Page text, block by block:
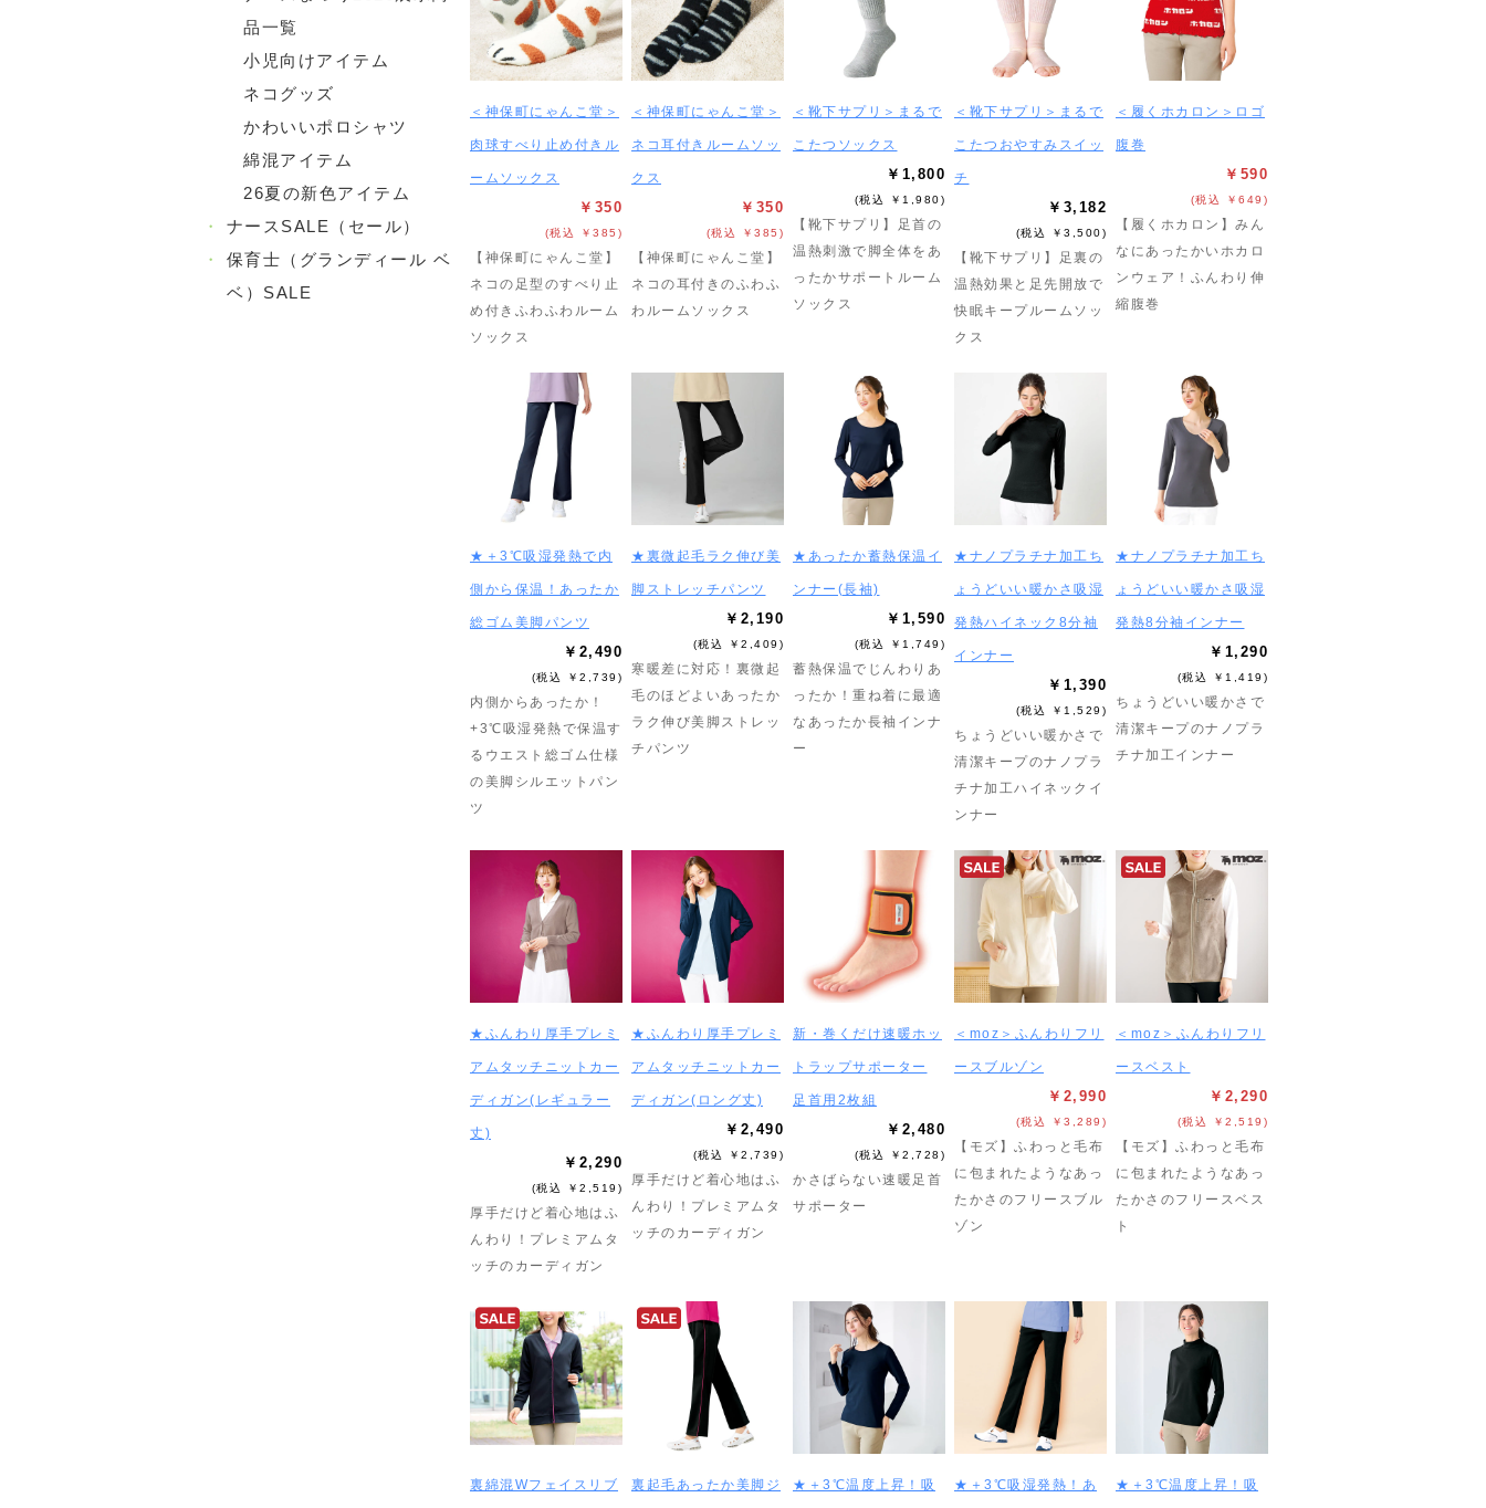
品一覧
小児向けアイテム
ネコグッズ
かわいいポロシャツ
綿混アイテム
26夏の新色アイテム
・
ナースSALE（セール）
・
保育士（グランディール ベ
ベ）SALE
＜神保町にゃんこ堂＞
肉球すべり止め付きル
ームソックス
￥350
(税込 ￥385)
【神保町にゃんこ堂】
ネコの足型のすべり止
め付きふわふわルーム
ソックス
＜神保町にゃんこ堂＞
ネコ耳付きルームソッ
クス
￥350
(税込 ￥385)
【神保町にゃんこ堂】
ネコの耳付きのふわふ
わルームソックス
＜靴下サプリ＞まるで
こたつソックス
￥1,800
(税込 ￥1,980)
【靴下サプリ】足首の
温熱刺激で脚全体をあ
ったかサポートルーム
ソックス
＜靴下サプリ＞まるで
こたつおやすみスイッ
チ
￥3,182
(税込 ￥3,500)
【靴下サプリ】足裏の
温熱効果と足先開放で
快眠キープルームソッ
クス
＜履くホカロン＞ロゴ
腹巻
￥590
(税込 ￥649)
【履くホカロン】みん
なにあったかいホカロ
ンウェア！ふんわり伸
縮腹巻
★＋3℃吸湿発熱で内
側から保温！あったか
総ゴム美脚パンツ
￥2,490
(税込 ￥2,739)
内側からあったか！
+3℃吸湿発熱で保温す
るウエスト総ゴム仕様
の美脚シルエットパン
ツ
★裏微起毛ラク伸び美
脚ストレッチパンツ
￥2,190
(税込 ￥2,409)
寒暖差に対応！裏微起
毛のほどよいあったか
ラク伸び美脚ストレッ
チパンツ
★あったか蓄熱保温イ
ンナー(長袖)
￥1,590
(税込 ￥1,749)
蓄熱保温でじんわりあ
ったか！重ね着に最適
なあったか長袖インナ
ー
★ナノプラチナ加工ち
ょうどいい暖かさ吸湿
発熱ハイネック8分袖
インナー
￥1,390
(税込 ￥1,529)
ちょうどいい暖かさで
清潔キープのナノプラ
チナ加工ハイネックイ
ンナー
★ナノプラチナ加工ち
ょうどいい暖かさ吸湿
発熱8分袖インナー
￥1,290
(税込 ￥1,419)
ちょうどいい暖かさで
清潔キープのナノプラ
チナ加工インナー
★ふんわり厚手プレミ
アムタッチニットカー
ディガン(レギュラー
丈)
￥2,290
(税込 ￥2,519)
厚手だけど着心地はふ
んわり！プレミアムタ
ッチのカーディガン
★ふんわり厚手プレミ
アムタッチニットカー
ディガン(ロング丈)
￥2,490
(税込 ￥2,739)
厚手だけど着心地はふ
んわり！プレミアムタ
ッチのカーディガン
新・巻くだけ速暖ホッ
トラップサポーター
足首用2枚組
￥2,480
(税込 ￥2,728)
かさばらない速暖足首
サポーター
＜moz＞ふんわりフリ
ースブルゾン
￥2,990
(税込 ￥3,289)
【モズ】ふわっと毛布
に包まれたようなあっ
たかさのフリースブル
ゾン
＜moz＞ふんわりフリ
ースベスト
￥2,290
(税込 ￥2,519)
【モズ】ふわっと毛布
に包まれたようなあっ
たかさのフリースベス
ト
裏綿混Wフェイスリブ 裏起毛あったか美脚ジ ★＋3℃温度上昇！吸 ★＋3℃吸湿発熱！あ ★＋3℃温度上昇！吸